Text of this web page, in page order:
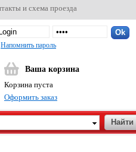
и схема проезда
Напомнить пароль
Ваша корзина
Корзина пуста
Оформить заказ